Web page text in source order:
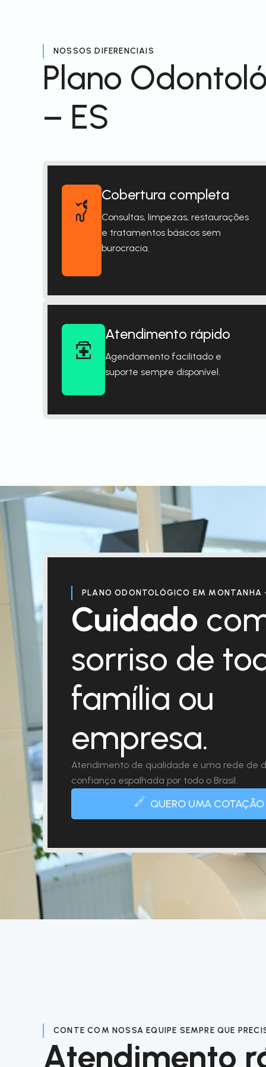
NOSSOS DIFERENCIAIS
Plano
– ES
Cobertura completa
Consultas, limpezas, restaurações
e tratamentos básicos sem
burocracia.
Atendimento rápido
Agendamento facilitado e
suporte sempre disponível.
PLANO ODONTOLÓGICO EM MONTANHA
Cuidado
sorriso de
família ou
empresa.
Atendimento de qualidade e uma rede de
confiança espalhada por todo o Brasil.
QUERO UMA COTAÇÃO
CONTE COM NOSSA EQUIPE SEMPRE QUE
Atendimento